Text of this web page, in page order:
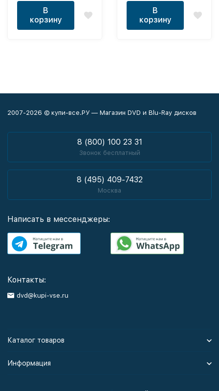
В
корзину
В
корзину
2007-2026 © купи-все.РУ — Магазин DVD и Blu-Ray дисков
8 (800) 100 23 31
Звонок бесплатный
8 (495) 409-7432
Москва
Написать в мессенджеры:
Контакты:
dvd@kupi-vse.ru
Каталог товаров
Информация